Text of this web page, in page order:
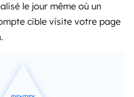
le jour même où un
cible visite votre page